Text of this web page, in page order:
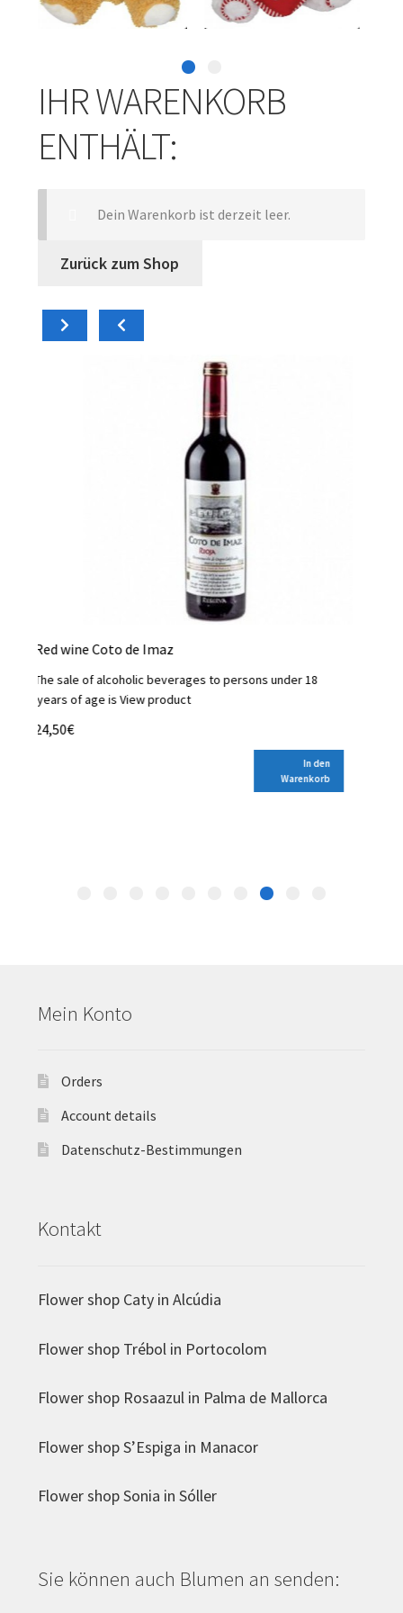
Orchideen und Zimmerpflanzen
Geschenke
Valentinstag
IHR WARENKORB
ENTHÄLT:
Dein Warenkorb ist derzeit leer.
Zurück zum Shop
Red wine Coto de Imaz
The sale of alcoholic beverages to persons under 18
years of age isView product.
24,50
In den
Warenkorb
Mein Konto
Orders
Account details
Datenschutz-Bestimmungen
Kontakt
Flower shop Caty in Alcúdia
Flower shop Trébol in Portocolom
Flower shop Rosaazul in Palma de Mallorca
Flower shop S’Espiga in Manacor
Flower shop Sonia in Sóller
Sie können auch Blumen an senden: